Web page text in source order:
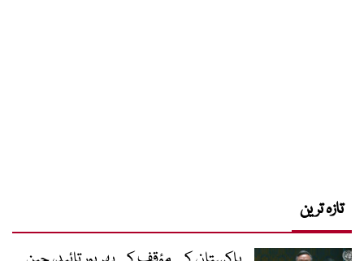
تازہ ترین